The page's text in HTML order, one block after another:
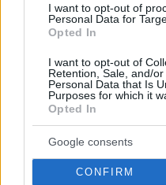
I want to opt-out of
Personal Data for
Opted In
I want to opt-out of
Retention, Sale, and/
Personal Data that Is
Purposes for which it
Opted In
Google consents
CONFIRM
Το πρόγραμμα